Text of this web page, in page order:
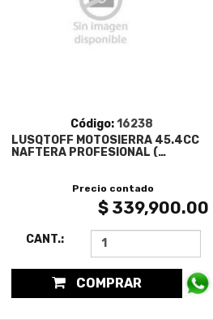
Código:16238
LUSQTOFF MOTOSIERRA 45.4CC
NAFTERA PROFESIONAL (
Precio contado
$ 339,900.00
CANT.:
COMPRAR